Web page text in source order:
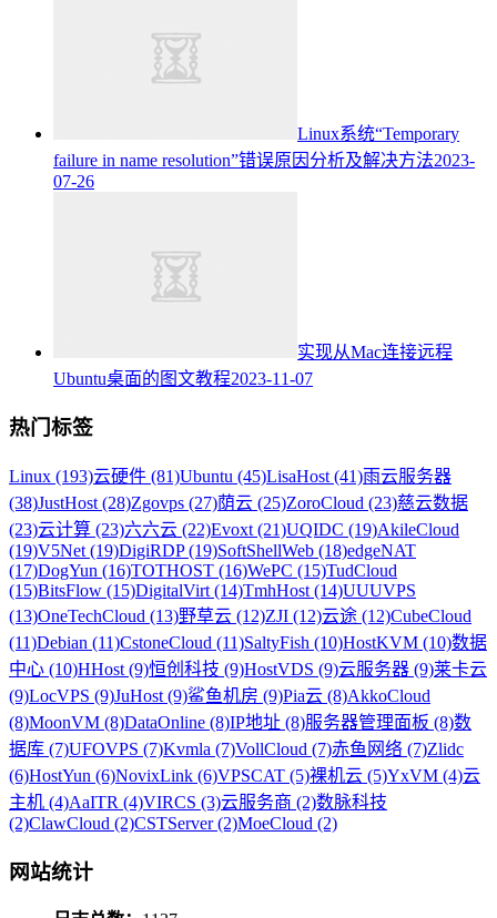
Linux系统“Temporary
failure in name resolution”错误原因分析及解决方法2023-
07-26
实现从Mac连接远程
Ubuntu桌面的图文教程2023-11-07
热门标签
Linux (193)云硬件 (81)Ubuntu (45)LisaHost (41)雨云服务器
(38)JustHost (28)Zgovps (27)荫云 (25)ZoroCloud (23)慈云数据
(23)云计算 (23)六六云 (22)Evoxt (21)UQIDC (19)AkileCloud
(19)V5Net (19)DigiRDP (19)SoftShellWeb (18)edgeNAT
(17)DogYun (16)TOTHOST (16)WePC (15)TudCloud
(15)BitsFlow (15)DigitalVirt (14)TmhHost (14)UUUVPS
(13)OneTechCloud (13)野草云 (12)ZJI (12)云途 (12)CubeCloud
(11)Debian (11)CstoneCloud (11)SaltyFish (10)HostKVM (10)数据
中心 (10)HHost (9)恒创科技 (9)HostVDS (9)云服务器 (9)莱卡云
(9)LocVPS (9)JuHost (9)鲨鱼机房 (9)Pia云 (8)AkkoCloud
(8)MoonVM (8)DataOnline (8)IP地址 (8)服务器管理面板 (8)数
据库 (7)UFOVPS (7)Kvmla (7)VollCloud (7)赤鱼网络 (7)Zlidc
(6)HostYun (6)NovixLink (6)VPSCAT (5)裸机云 (5)YxVM (4)云
主机 (4)AaITR (4)VIRCS (3)云服务商 (2)数脉科技
(2)ClawCloud (2)CSTServer (2)MoeCloud (2)
网站统计